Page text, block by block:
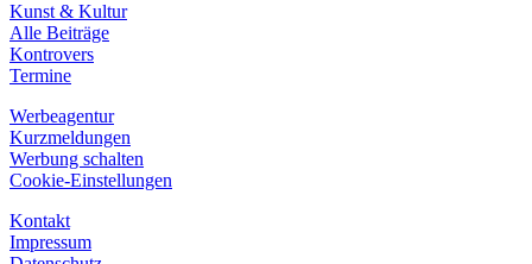
Kunst & Kultur
Alle Beiträge
Kontrovers
Termine
Werbeagentur
Kurzmeldungen
Werbung schalten
Cookie-Einstellungen
Kontakt
Impressum